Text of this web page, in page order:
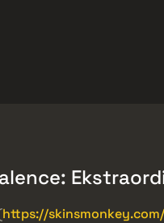
https://